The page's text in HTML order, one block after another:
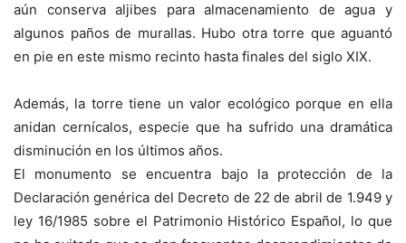
aún conserva aljibes para almacenamiento de agua y
algunos paños de murallas. Hubo otra torre que aguantó
en pie en este mismo recinto hasta finales del siglo XIX.
Además, la torre tiene un valor ecológico porque en ella
anidan cernícalos, especie que ha sufrido una dramática
disminución en los últimos años.
El monumento se encuentra bajo la protección de la
Declaración genérica del Decreto de 22 de abril de 1.949 y
ley 16/1985 sobre el Patrimonio Histórico Español, lo que